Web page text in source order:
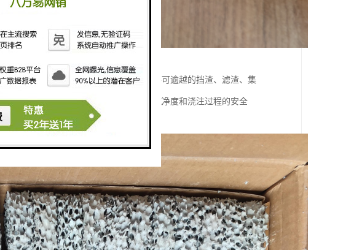
注时挡渣棉始终在浇包口处形成一条不可逾越的挡渣、滤渣、集
用，使用挡渣棉******了钢铁水浇注的纯净度和浇注过程的安全